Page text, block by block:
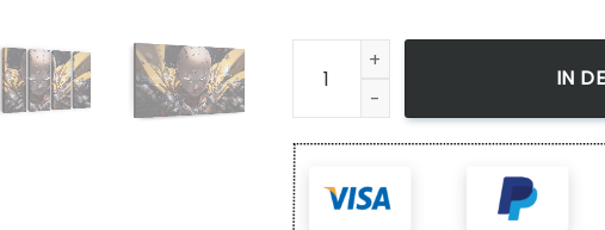
Leinwandbild One Punch Man
IN